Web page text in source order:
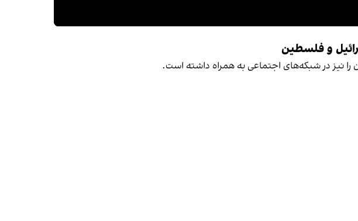
و فلسطین
نیز در شبکه‌های اجتماعی به همراه داشته است.